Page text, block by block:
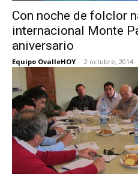
Con noche de folclor
internacional Monte
aniversario
Equipo OvalleHOY - 2 octubre, 2014